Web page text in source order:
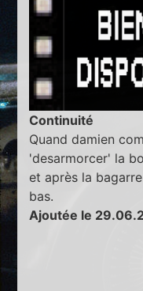
Continuité
Quand damien
'desarmorcer' la
et après la
bas.
Ajoutée le